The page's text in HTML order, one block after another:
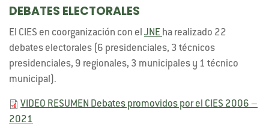
DEBATES ELECTORALES
El CIES en coorganización con el JNE ha realizado 22
debates electorales (6 presidenciales, 3 técnicos
presidenciales, 9 regionales, 3 municipales y 1 técnico
municipal).
VIDEO RESUMEN Debates promovidos por el CIES 2006 –
2021